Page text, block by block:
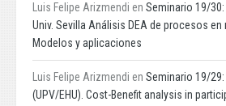
Luis Felipe Arizmendi en Seminario 19/
Univ. Sevilla Análisis DEA de procesos en
Modelos y aplicaciones
Luis Felipe Arizmendi en Seminario 19/
(UPV/EHU). Cost-Benefit analysis in